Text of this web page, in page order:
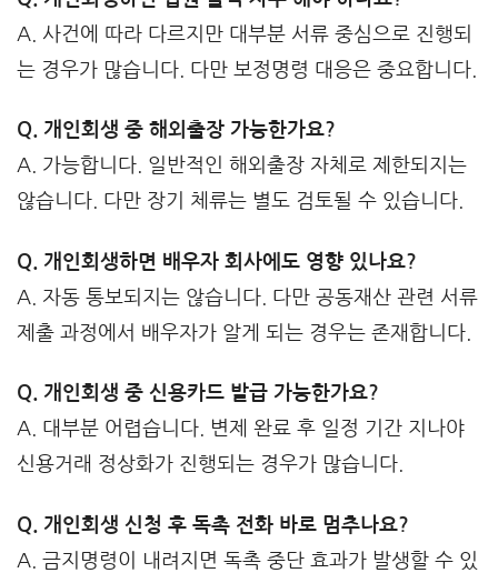
A. 사건에 따라 다르지만 대부분 서류 중심으로 진행되
는 경우가 많습니다. 다만 보정명령 대응은 중요합니다.
Q. 개인회생 중 해외출장 가능한가요?
A. 가능합니다. 일반적인 해외출장 자체로 제한되지는
않습니다. 다만 장기 체류는 별도 검토될 수 있습니다.
Q. 개인회생하면 배우자 회사에도 영향 있나요?
A. 자동 통보되지는 않습니다. 다만 공동재산 관련 서류
제출 과정에서 배우자가 알게 되는 경우는 존재합니다.
Q. 개인회생 중 신용카드 발급 가능한가요?
A. 대부분 어렵습니다. 변제 완료 후 일정 기간 지나야
신용거래 정상화가 진행되는 경우가 많습니다.
Q. 개인회생 신청 후 독촉 전화 바로 멈추나요?
A. 금지명령이 내려지면 독촉 중단 효과가 발생할 수 있